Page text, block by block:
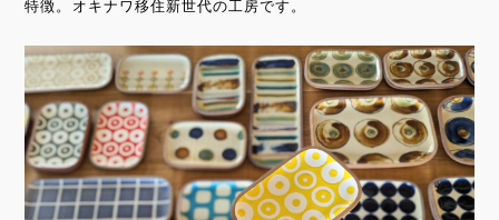
特徴。オキナワ移住新世代の工房です。